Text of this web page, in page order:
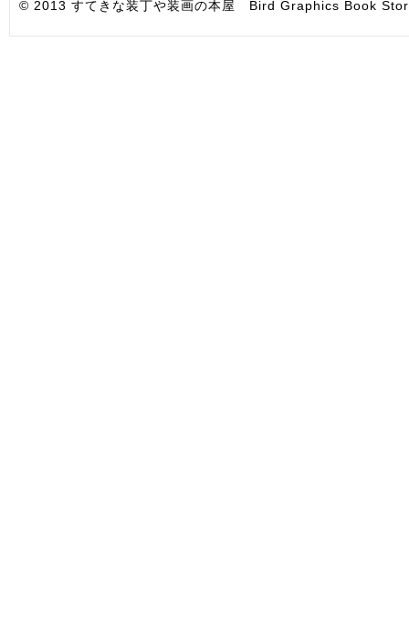
© 2013 すてきな装丁や装画の本屋 Bird Graphics Book